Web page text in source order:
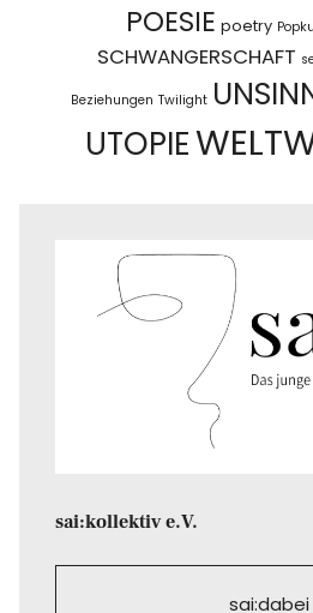
POESIE poetry
SCHWANGERSCHAFT
Beziehungen Twilight
UTOPIE
sai:kollektiv e.V.
sai:dabei